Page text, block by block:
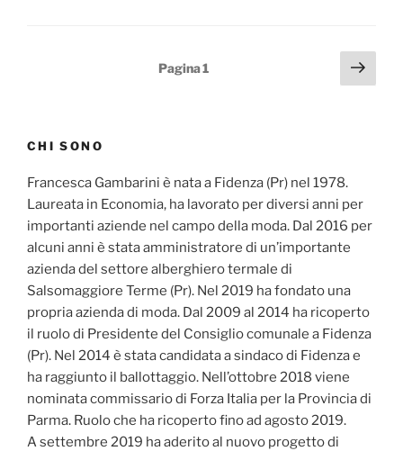
Pagina1
CHI SONO
Francesca Gambarini è nata a Fidenza (Pr) nel 1978.
Laureata in Economia, ha lavorato per diversi anni per
importanti aziende nel campo della moda. Dal 2016 per
alcuni anni è stata amministratore di un’importante
azienda del settore alberghiero termale di
Salsomaggiore Terme (Pr). Nel 2019 ha fondato una
propria azienda di moda. Dal 2009 al 2014 ha ricoperto
il ruolo di Presidente del Consiglio comunale a Fidenza
(Pr). Nel 2014 è stata candidata a sindaco di Fidenza e
ha raggiunto il ballottaggio. Nell’ottobre 2018 viene
nominata commissario di Forza Italia per la Provincia di
Parma. Ruolo che ha ricoperto fino ad agosto 2019.
A settembre 2019 ha aderito al nuovo progetto di